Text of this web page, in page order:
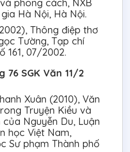
phong cách, NXB
Hà Nội, Hà Nội.
Thông điệp thơ
Tường, Tạp chí
161, 07/2002.
76 SGK Văn 11/2
Xuân (2010), Văn
Truyện Kiều và
Nguyễn Du, Luận
học Việt Nam,
Sư phạm Thành phố